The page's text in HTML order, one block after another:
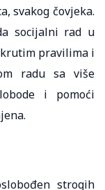
svakog čovjeka.
socijalni rad u
pravilima i
radu sa više
i pomoći
strogih